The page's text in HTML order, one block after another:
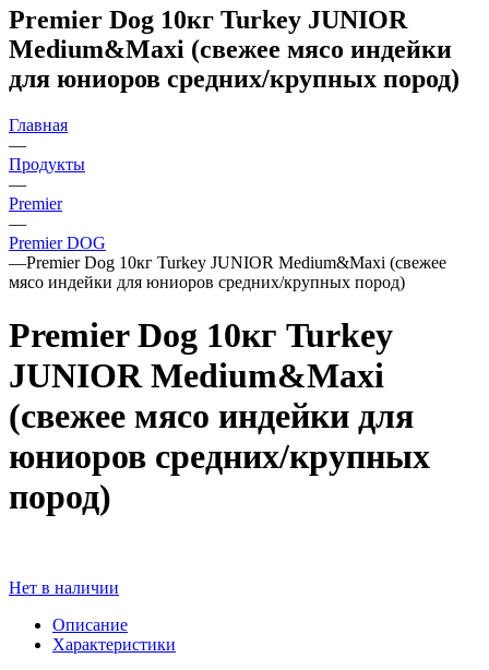
Premier Dog 10кг Turkey JUNIOR
Medium&Maxi (свежее мясо индейки
для юниоров средних/крупных пород)
Главная
—
Продукты
—
Premier
—
Premier DOG
—Premier Dog 10кг Turkey JUNIOR Medium&Maxi (свежее
мясо индейки для юниоров средних/крупных пород)
Premier Dog 10кг Turkey
JUNIOR Medium&Maxi
(свежее мясо индейки для
юниоров средних/крупных
пород)
Нет в наличии
Описание
Характеристики